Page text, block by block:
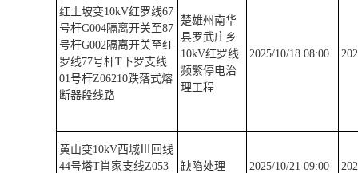
红土坡变10kV红罗线67
号杆G004隔离开关至87
号杆G002隔离开关至红
罗线77号杆T下罗支线
01号杆Z06210跌落式熔
断器段线路
楚雄州南华
县罗武庄乡
10kV红罗线
频繁停电治
理工程
2025/10/18 08:00
黄山变10kV西城Ⅲ回线
44号塔T肖家支线Z053
缺陷处理 2025/10/21 09:00